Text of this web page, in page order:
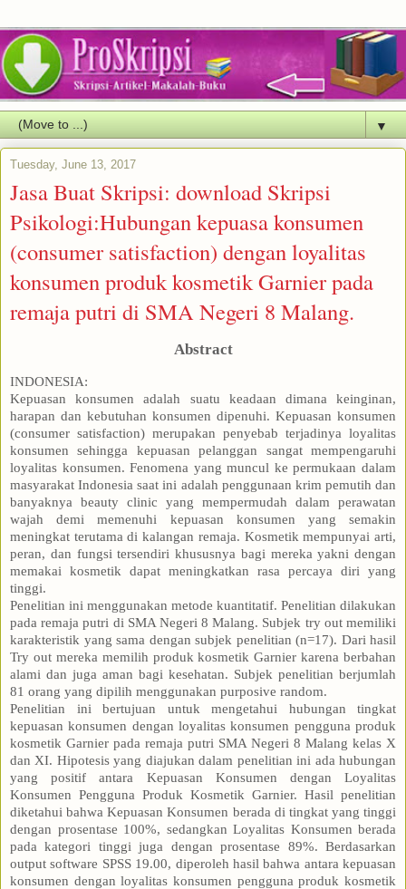
▼
Tuesday, June 13, 2017
Jasa Buat Skripsi: download Skripsi
Psikologi:Hubungan kepuasa konsumen
(consumer satisfaction) dengan loyalitas
konsumen produk kosmetik Garnier pada
remaja putri di SMA Negeri 8 Malang.
Abstract
INDONESIA:
Kepuasan konsumen adalah suatu keadaan dimana keinginan,
harapan dan kebutuhan konsumen dipenuhi. Kepuasan konsumen
(consumer satisfaction) merupakan penyebab terjadinya loyalitas
konsumen sehingga kepuasan pelanggan sangat mempengaruhi
loyalitas konsumen. Fenomena yang muncul ke permukaan dalam
masyarakat Indonesia saat ini adalah penggunaan krim pemutih dan
banyaknya beauty clinic yang mempermudah dalam perawatan
wajah demi memenuhi kepuasan konsumen yang semakin
meningkat terutama di kalangan remaja. Kosmetik mempunyai arti,
peran, dan fungsi tersendiri khususnya bagi mereka yakni dengan
memakai kosmetik dapat meningkatkan rasa percaya diri yang
tinggi.
Penelitian ini menggunakan metode kuantitatif. Penelitian dilakukan
pada remaja putri di SMA Negeri 8 Malang. Subjek try out memiliki
karakteristik yang sama dengan subjek penelitian (n=17). Dari hasil
Try out mereka memilih produk kosmetik Garnier karena berbahan
alami dan juga aman bagi kesehatan. Subjek penelitian berjumlah
81 orang yang dipilih menggunakan purposive random.
Penelitian ini bertujuan untuk mengetahui hubungan tingkat
kepuasan konsumen dengan loyalitas konsumen pengguna produk
kosmetik Garnier pada remaja putri SMA Negeri 8 Malang kelas X
dan XI. Hipotesis yang diajukan dalam penelitian ini ada hubungan
yang positif antara Kepuasan Konsumen dengan Loyalitas
Konsumen Pengguna Produk Kosmetik Garnier. Hasil penelitian
diketahui bahwa Kepuasan Konsumen berada di tingkat yang tinggi
dengan prosentase 100%, sedangkan Loyalitas Konsumen berada
pada kategori tinggi juga dengan prosentase 89%. Berdasarkan
output software SPSS 19.00, diperoleh hasil bahwa antara kepuasan
konsumen dengan loyalitas konsumen pengguna produk kosmetik